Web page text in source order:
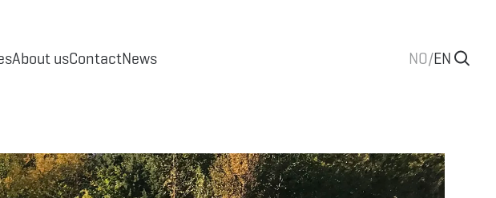
About usContactNews NO/EN